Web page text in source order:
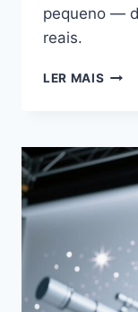
pequeno —
reais.
LER MAIS
PARA
DE